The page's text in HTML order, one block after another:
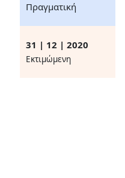
Πραγματική
31 | 12 | 2020
Eκτιμώμενη